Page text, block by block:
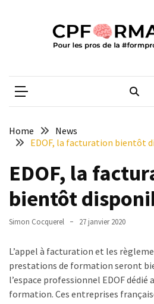
LILATE
italien
guide
2026
Qualiopi
qui
est
réussi,
CPFORMATION
Home
News
EDOF, la facturation bientôt
EDOF, la
bientôt
Simon Cocquerel 27 janvier 2020
L’appel à facturation et les
prestations de formation seront
l’espace professionnel EDOF dédié
formation. Ces entreprises